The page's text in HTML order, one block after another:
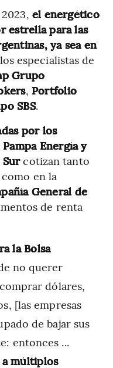
el energético
estrella para las
ya sea en
especialistas de
Grupo
, Portfolio
SBS.
por los
Energía y
cotizan tanto
en la
General de
de renta
la Bolsa
no querer
dólares,
[las empresas
de bajar sus
entonces ...
múltiplos